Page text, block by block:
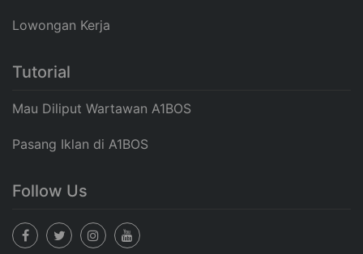
Lowongan Kerja
Tutorial
Mau Diliput Wartawan A1BOS
Pasang Iklan di A1BOS
Follow Us